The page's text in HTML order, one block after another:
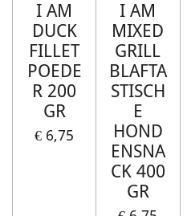
I AM
DUCK
FILLET
POEDE
R 200
GR
€ 6,75
I AM
MIXED
GRILL
BLAFTA
STISCH
E
HOND
ENSNA
CK 400
GR